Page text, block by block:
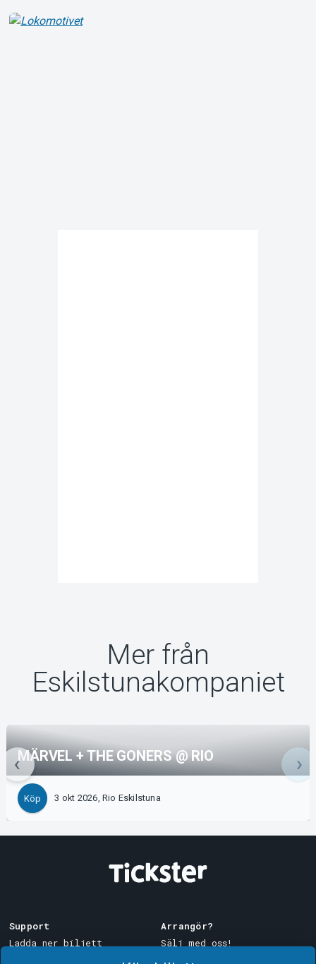
Mer från
Eskilstunakompaniet
MÄRVEL + THE GONERS @ RIO
Köp 3 okt 2026, Rio Eskilstuna
Support
Ladda ner biljett
Arrangör?
Sälj med oss!